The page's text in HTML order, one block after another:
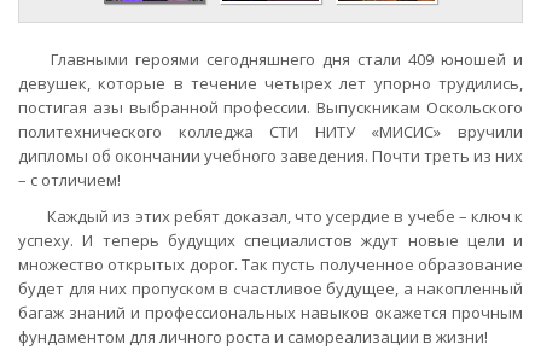
Главными героями сегодняшнего дня стали 409 юношей и
девушек, которые в течение четырех лет упорно трудились,
постигая азы выбранной профессии. Выпускникам Оскольского
политехнического колледжа СТИ НИТУ «МИСИС» вручили
дипломы об окончании учебного заведения. Почти треть из них
– с отличием!
Каждый из этих ребят доказал, что усердие в учебе – ключ к
успеху. И теперь будущих специалистов ждут новые цели и
множество открытых дорог. Так пусть полученное образование
будет для них пропуском в счастливое будущее, а накопленный
багаж знаний и профессиональных навыков окажется прочным
фундаментом для личного роста и самореализации в жизни!